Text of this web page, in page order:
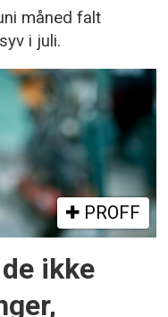
måned falt
i juli.
PROFF
ikke